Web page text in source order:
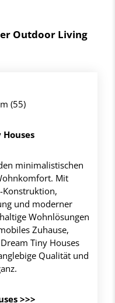
Outdoor Living
minimalistischen
Mit
Konstruktion,
und moderner
Wohnlösungen
Zuhause,
Tiny Houses
Qualität und
>>>